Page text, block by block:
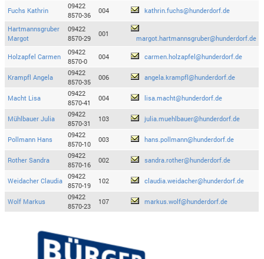
Fuchs Kathrin
09422
8570-36
004 kathrin.fuchs@hunderdorf.de
Hartmannsgruber
Margot
09422
8570-29
001
margot.hartmannsgruber@hunderdorf.de
Holzapfel Carmen
09422
8570-0
004 carmen.holzapfel@hunderdorf.de
Krampfl Angela
09422
8570-35
006 angela.krampfl@hunderdorf.de
Macht Lisa
09422
8570-41
004 lisa.macht@hunderdorf.de
Mühlbauer Julia
09422
8570-31
103 julia.muehlbauer@hunderdorf.de
Pollmann Hans
09422
8570-10
003 hans.pollmann@hunderdorf.de
Rother Sandra
09422
8570-16
002 sandra.rother@hunderdorf.de
Weidacher Claudia
09422
8570-19
102 claudia.weidacher@hunderdorf.de
Wolf Markus
09422
8570-23
107 markus.wolf@hunderdorf.de